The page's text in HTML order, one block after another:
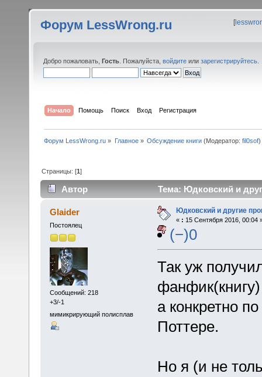
Форум LessWrong.ru [
Добро пожаловать, Гость . Пожалуйста, войдите или зарегистрируйтесь
Начало Помощь Поиск Вход Регистрация
Форум LessWrong.ru » Главное» Обсуждение книги(Модератор: fil0sof)
Страницы: [1]
Автор Тема: Юдковский и
Glaider
Постоялец
Сообщений: 218
+3/-1
мимикрирующий полисплав
Юдковский и другие
« : 15 Сентября 2016, 00:04
(−)0
Так уж
а конкретно
Поттере.
Но я (и не